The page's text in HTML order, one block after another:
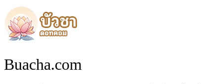
Buacha.com